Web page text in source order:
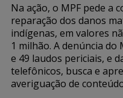
Na ação, o MPF pede a
reparação dos danos
indígenas, em valores
1 milhão. A denúncia do
e 49 laudos periciais, e
telefônicos, busca e
averiguação de